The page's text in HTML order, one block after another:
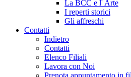
La BCC e l' Arte
I reperti storici
Gli affreschi
Contatti
Indietro
Contatti
Elenco Filiali
Lavora con Noi
Prenota appuntamento in